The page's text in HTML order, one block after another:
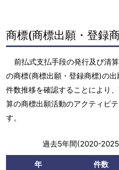
商標(商標出願・登録
前払式支払手段の発行及び清
の商標(商標出願・登録商標)の
件数推移を確認することにより
算の商標出願活動のアクティビ
す。
過去5年間(2020-
年 件数